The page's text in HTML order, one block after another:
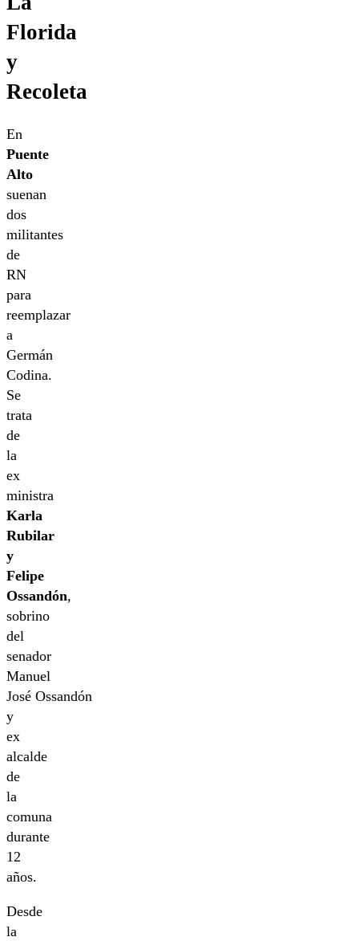
Florida
y
Recoleta
En
Puente
Alto
suenan
dos
militantes
de
RN
para
reemplazar
a
Germán
Codina.
Se
trata
de
la
ex
ministra
Karla
Rubilar
y
Felipe
Ossandón,
sobrino
del
senador
Manuel
José Ossandón
y
ex
alcalde
de
la
comuna
durante
12
años.
Desde
la